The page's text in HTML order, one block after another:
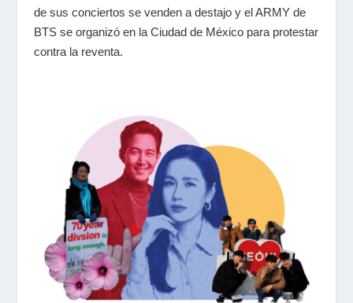
de sus conciertos se venden a destajo y el ARMY de
BTS se organizó en la Ciudad de México para protestar
contra la reventa.